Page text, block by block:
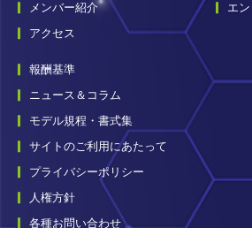
メンバー紹介
アクセス
エ
報酬基準
ニュース＆コラム
モデル規程・書式集
サイトのご利用にあたって
プライバシーポリシー
人権方針
各種お問い合わせ